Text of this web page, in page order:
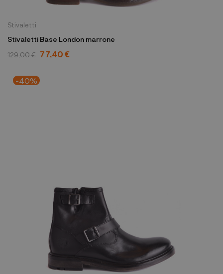
Stivaletti
Stivaletti Base London marrone
129,00 € 77,40 €
-40%